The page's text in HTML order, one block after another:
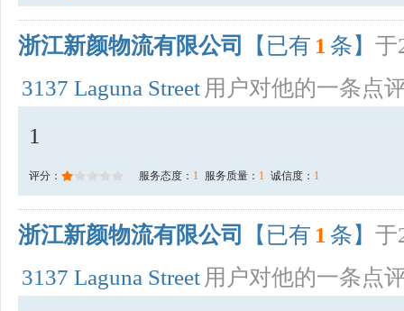
浙江新颜物流有限公司 【已有 1 条】 于
3137 Laguna Street 用户对他的一条点
1
评分： 服务态度： 1 服务质量： 1 诚信度： 1
浙江新颜物流有限公司 【已有 1 条】 于
3137 Laguna Street 用户对他的一条点